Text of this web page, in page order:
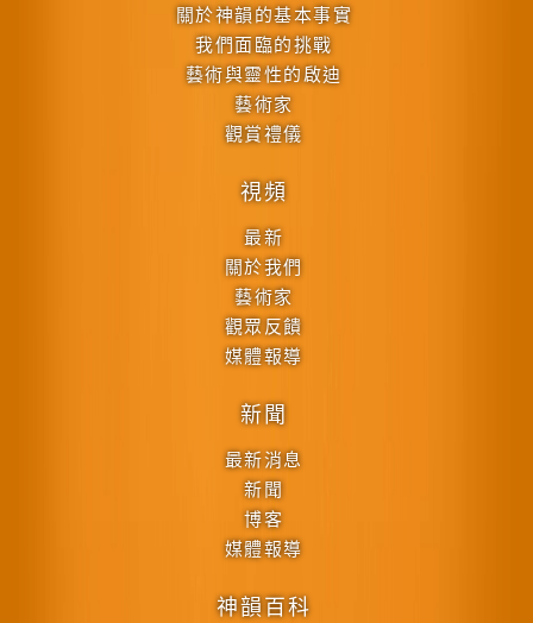
關於神韻的基本事實
我們面臨的挑戰
藝術與靈性的啟迪
藝術家
觀賞禮儀
視頻
最新
關於我們
藝術家
觀眾反饋
媒體報導
新聞
最新消息
新聞
博客
媒體報導
神韻百科